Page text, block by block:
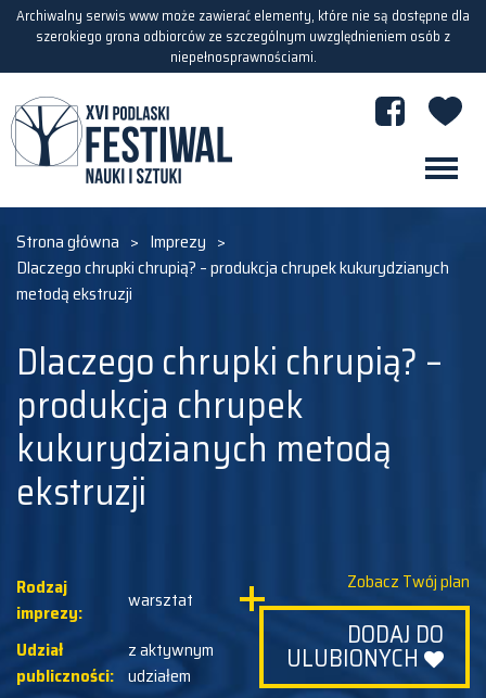
Archiwalny serwis www może zawierać elementy, które nie są dostępne dla
szerokiego grona odbiorców ze szczególnym uwzględnieniem osób z
niepełnosprawnościami.
Strona główna > Imprezy >
Dlaczego chrupki chrupią? – produkcja chrupek kukurydzianych
metodą ekstruzji
Dlaczego chrupki chrupią? –
produkcja chrupek
kukurydzianych metodą
ekstruzji
Rodzaj
imprezy:
warsztat
Udział
publiczności:
z aktywnym
udziałem
Zobacz Twój plan
DODAJ DO
ULUBIONYCH